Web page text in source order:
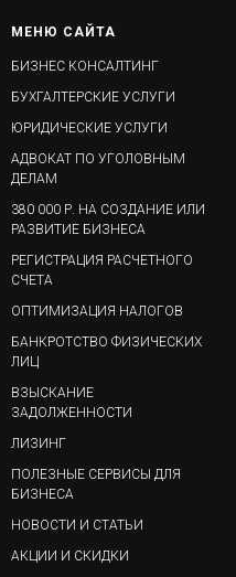
МЕНЮ САЙТА
БИЗНЕС КОНСАЛТИНГ
БУХГАЛТЕРСКИЕ УСЛУГИ
ЮРИДИЧЕСКИЕ УСЛУГИ
АДВОКАТ ПО УГОЛОВНЫМ
ДЕЛАМ
380 000 Р. НА СОЗДАНИЕ ИЛИ
РАЗВИТИЕ БИЗНЕСА
РЕГИСТРАЦИЯ РАСЧЕТНОГО
СЧЕТА
ОПТИМИЗАЦИЯ НАЛОГОВ
БАНКРОТСТВО ФИЗИЧЕСКИХ
ЛИЦ
ВЗЫСКАНИЕ
ЗАДОЛЖЕННОСТИ
ЛИЗИНГ
ПОЛЕЗНЫЕ СЕРВИСЫ ДЛЯ
БИЗНЕСА
НОВОСТИ И СТАТЬИ
АКЦИИ И СКИДКИ